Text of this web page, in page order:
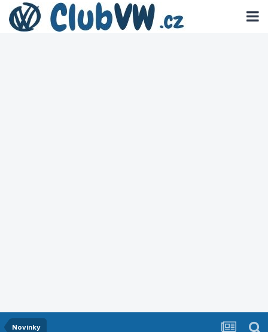
Novinky